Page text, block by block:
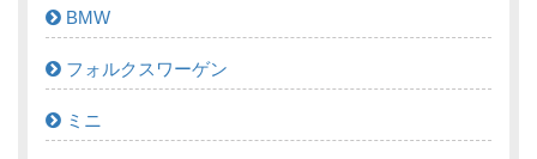
BMW
フォルクスワーゲン
ミニ